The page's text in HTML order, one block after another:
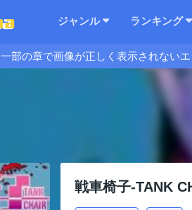
ジャンル ランキング
一部の章で画像が正しく表示されない
戦車椅子-TANK